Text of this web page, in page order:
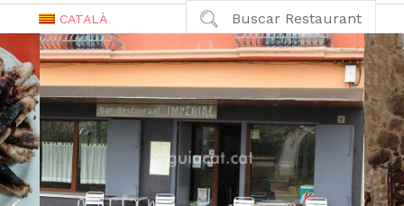
CATALÀ Buscar Restaurant